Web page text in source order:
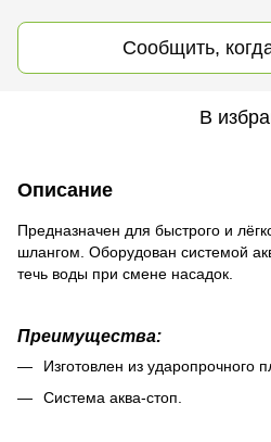
Сообщить,
В
Описание
Предназначен для быстрого и
шлангом. Оборудован системой
течь воды при смене насадок.
Преимущества:
Изготовлен из ударопрочного
Система аква-стоп.